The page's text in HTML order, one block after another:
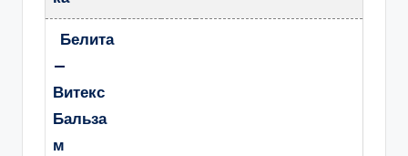
Белита
—
Витекс
Бальза
м